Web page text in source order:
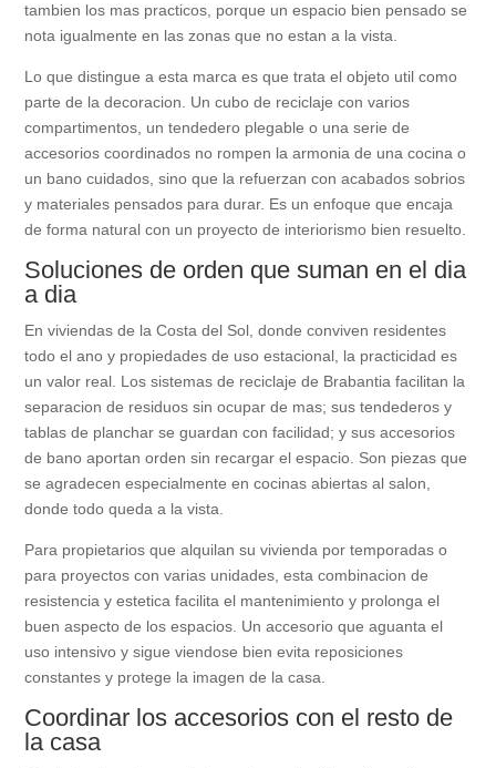
tambien los mas practicos, porque un espacio bien pensado se
nota igualmente en las zonas que no estan a la vista.
Lo que distingue a esta marca es que trata el objeto util como
parte de la decoracion. Un cubo de reciclaje con varios
compartimentos, un tendedero plegable o una serie de
accesorios coordinados no rompen la armonia de una cocina o
un bano cuidados, sino que la refuerzan con acabados sobrios
y materiales pensados para durar. Es un enfoque que encaja
de forma natural con un proyecto de interiorismo bien resuelto.
Soluciones de orden que suman en el dia
a dia
En viviendas de la Costa del Sol, donde conviven residentes
todo el ano y propiedades de uso estacional, la practicidad es
un valor real. Los sistemas de reciclaje de Brabantia facilitan la
separacion de residuos sin ocupar de mas; sus tendederos y
tablas de planchar se guardan con facilidad; y sus accesorios
de bano aportan orden sin recargar el espacio. Son piezas que
se agradecen especialmente en cocinas abiertas al salon,
donde todo queda a la vista.
Para propietarios que alquilan su vivienda por temporadas o
para proyectos con varias unidades, esta combinacion de
resistencia y estetica facilita el mantenimiento y prolonga el
buen aspecto de los espacios. Un accesorio que aguanta el
uso intensivo y sigue viendose bien evita reposiciones
constantes y protege la imagen de la casa.
Coordinar los accesorios con el resto de
la casa